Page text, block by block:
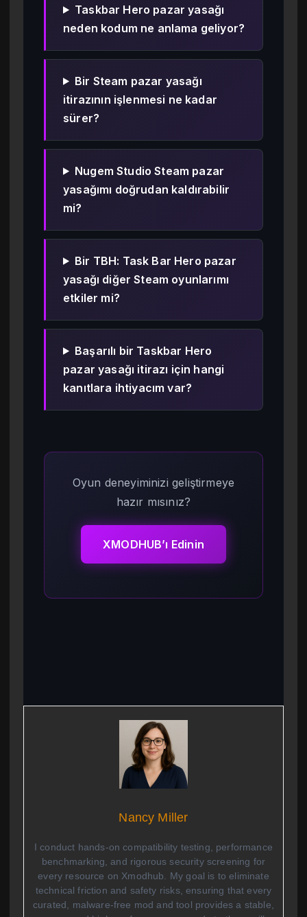
Taskbar Hero pazar yasağı
neden kodum ne anlama geliyor?
Bir Steam pazar yasağı
itirazının işlenmesi ne kadar
sürer?
Nugem Studio Steam pazar
yasağımı doğrudan kaldırabilir
mi?
Bir TBH: Task Bar Hero pazar
yasağı diğer Steam oyunlarımı
etkiler mi?
Başarılı bir Taskbar Hero
pazar yasağı itirazı için hangi
kanıtlara ihtiyacım var?
Oyun deneyiminizi geliştirmeye
hazır mısınız?
XMODHUB’ı Edinin
Nancy Miller
I conduct hands-on compatibility testing, performance
benchmarking, and rigorous security screening for
every resource on Xmodhub. My goal is to eliminate
technical friction and safety risks, ensuring that every
curated, malware-free mod and tool provides a stable,